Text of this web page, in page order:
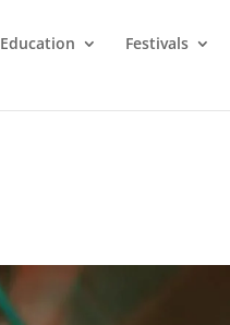
Education Festivals